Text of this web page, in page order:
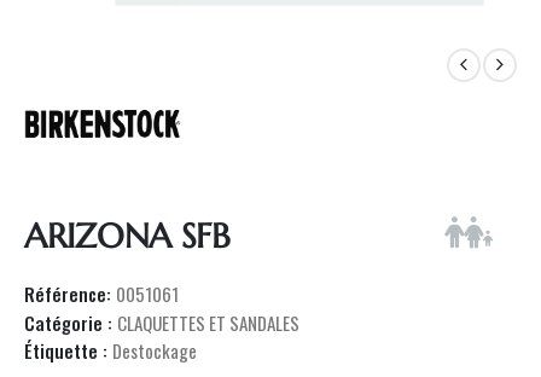
ARIZONA SFB
Référence: 0051061
Catégorie : CLAQUETTES ET SANDALES
Étiquette : Destockage